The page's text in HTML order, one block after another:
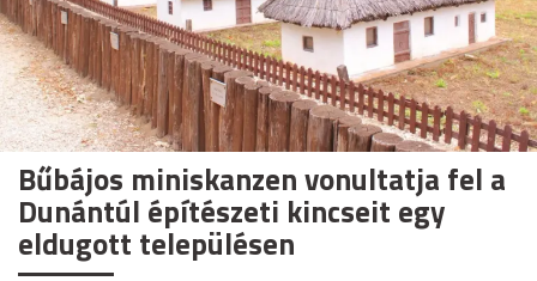
Bűbájos miniskanzen vonultatja fel a
Dunántúl építészeti kincseit egy
eldugott településen